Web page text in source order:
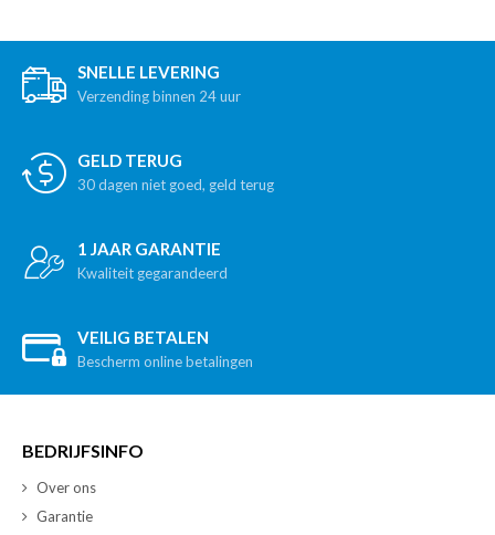
SNELLE LEVERING
Verzending binnen 24 uur
GELD TERUG
30 dagen niet goed, geld terug
1 JAAR GARANTIE
Kwaliteit gegarandeerd
VEILIG BETALEN
Bescherm online betalingen
BEDRIJFSINFO
Over ons
Garantie